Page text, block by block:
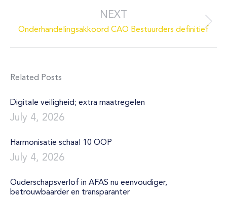
NEXT
Next
post:
Onderhandelingsakkoord CAO Bestuurders definitief
Related Posts
Digitale veiligheid; extra maatregelen
July 4, 2026
Harmonisatie schaal 10 OOP
July 4, 2026
Ouderschapsverlof in AFAS nu eenvoudiger,
betrouwbaarder en transparanter